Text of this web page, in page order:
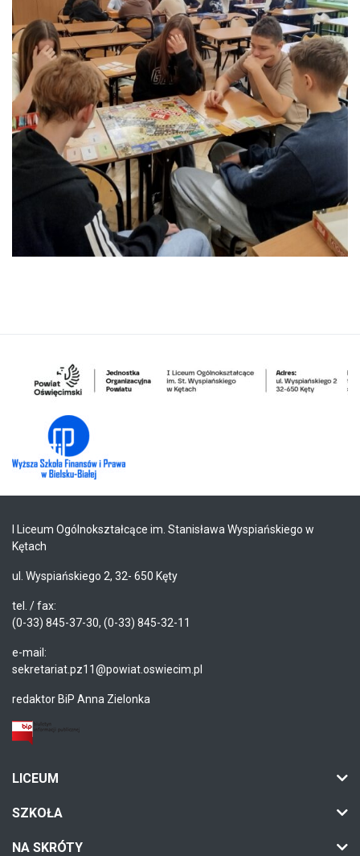
I Liceum Ogólnokształcące im. Stanisława Wyspiańskiego w
Kętach
ul. Wyspiańskiego 2, 32- 650 Kęty
tel. / fax:
(0-33) 845-37-30, (0-33) 845-32-11
e-mail:
sekretariat.pz11@powiat.oswiecim.pl
redaktor BiP Anna Zielonka
LICEUM
SZKOŁA
NA SKRÓTY